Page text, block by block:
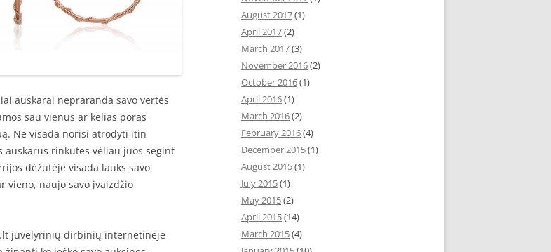
auskarai nepraranda savo vertės
sau vienus ar kelias poras
Ne visada norisi atrodyti itin
rinkutes vėliau juos segint
dėžutėje visada lauks savo
vieno, naujo savo įvaizdžio
juvelyrinių dirbinių internetinėje
August 2017(1)
April 2017(2)
March 2017(3)
November 2016(2)
October 2016(1)
April 2016(1)
March 2016(2)
February 2016(4)
December 2015(1)
August 2015(1)
July 2015(1)
May 2015(2)
April 2015(14)
March 2015(4)